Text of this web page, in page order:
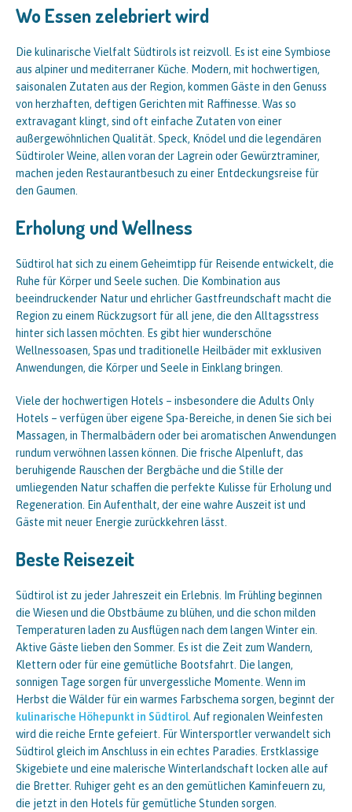
Wo Essen zelebriert wird
Die kulinarische Vielfalt Südtirols ist reizvoll. Es ist eine Symbiose
aus alpiner und mediterraner Küche. Modern, mit hochwertigen,
saisonalen Zutaten aus der Region, kommen Gäste in den Genuss
von herzhaften, deftigen Gerichten mit Raffinesse. Was so
extravagant klingt, sind oft einfache Zutaten von einer
außergewöhnlichen Qualität. Speck, Knödel und die legendären
Südtiroler Weine, allen voran der Lagrein oder Gewürztraminer,
machen jeden Restaurantbesuch zu einer Entdeckungsreise für
den Gaumen.
Erholung und Wellness
Südtirol hat sich zu einem Geheimtipp für Reisende entwickelt, die
Ruhe für Körper und Seele suchen. Die Kombination aus
beeindruckender Natur und ehrlicher Gastfreundschaft macht die
Region zu einem Rückzugsort für all jene, die den Alltagsstress
hinter sich lassen möchten. Es gibt hier wunderschöne
Wellnessoasen, Spas und traditionelle Heilbäder mit exklusiven
Anwendungen, die Körper und Seele in Einklang bringen.
Viele der hochwertigen Hotels – insbesondere die Adults Only
Hotels – verfügen über eigene Spa-Bereiche, in denen Sie sich bei
Massagen, in Thermalbädern oder bei aromatischen Anwendungen
rundum verwöhnen lassen können. Die frische Alpenluft, das
beruhigende Rauschen der Bergbäche und die Stille der
umliegenden Natur schaffen die perfekte Kulisse für Erholung und
Regeneration. Ein Aufenthalt, der eine wahre Auszeit ist und
Gäste mit neuer Energie zurückkehren lässt.
Beste Reisezeit
Südtirol ist zu jeder Jahreszeit ein Erlebnis. Im Frühling beginnen
die Wiesen und die Obstbäume zu blühen, und die schon milden
Temperaturen laden zu Ausflügen nach dem langen Winter ein.
Aktive Gäste lieben den Sommer. Es ist die Zeit zum Wandern,
Klettern oder für eine gemütliche Bootsfahrt. Die langen,
sonnigen Tage sorgen für unvergessliche Momente. Wenn im
Herbst die Wälder für ein warmes Farbschema sorgen, beginnt der
kulinarische Höhepunkt in Südtirol . Auf regionalen Weinfesten
wird die reiche Ernte gefeiert. Für Wintersportler verwandelt sich
Südtirol gleich im Anschluss in ein echtes Paradies. Erstklassige
Skigebiete und eine malerische Winterlandschaft locken alle auf
die Bretter. Ruhiger geht es an den gemütlichen Kaminfeuern zu,
die jetzt in den Hotels für gemütliche Stunden sorgen.